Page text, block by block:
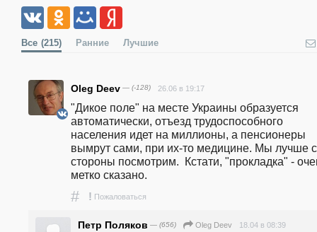
Все (215) Ранние Лучшие
Oleg Deev — (-128) 26.06 в 19:17
"Дикое поле" на месте Украины образуется
автоматически, отъезд трудоспособного
населения идет на миллионы, а пенсионеры
вымрут сами, при их-то медицине. Мы лучше
стороны посмотрим.  Кстати, "прокладка" -
метко сказано.
# ! Пожаловаться
Петр Поляков — (656) Oleg Deev 18.04 в 08:39